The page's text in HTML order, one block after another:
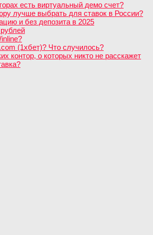
есть виртуальный демо счет?
лучше выбрать для ставок в России?
и без депозита в 2025
(1хбет)? Что случилось?
контор, о которых никто не расскажет